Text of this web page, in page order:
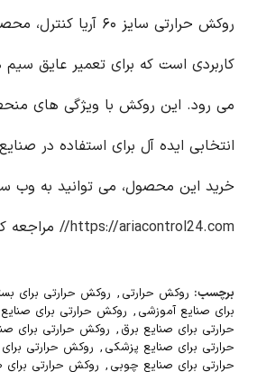
روکش حرارتی سایز ۶۰
کاربردی است که برای تعمیر عایق سیم
می رود. این روکش با ویژگی های
انتخابی ایده آل برای استفاده در
خرید این محصول، می توانید به وب
https://ariacontrol24.com//
مراجعه
برچسب: روکش حرارتی , روکش حرارتی برای
برای صنایع آموزشی , روکش حرارتی برای صنایع
حرارتی برای صنایع برق , روکش حرارتی برای
حرارتی برای صنایع پزشکی , روکش حرارتی
حرارتی برای صنایع چوبی , روکش حرارتی برای